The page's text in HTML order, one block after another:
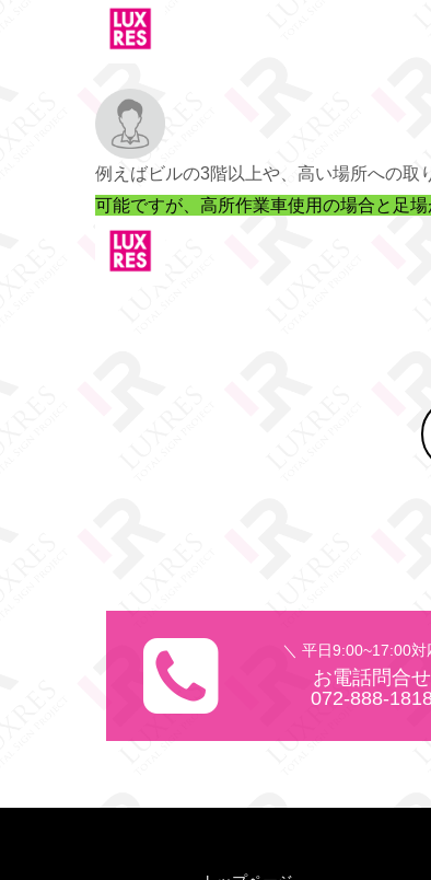
例えばビルの3階以上や、高い場所への取
可能ですが、高所作業車使用の場合と足
＼ 平日9:00~17:00対
お電話問合せ
072-888-